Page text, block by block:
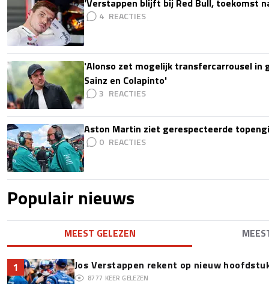
'Verstappen blijft bij Red Bull, toekomst
4
'Alonso zet mogelijk transfercarrousel in
Sainz en Colapinto'
3
Aston Martin ziet gerespecteerde
0
Populair nieuws
MEEST GELEZEN
1 Jos Verstappen rekent op nieuw
8777 KEER GELEZEN